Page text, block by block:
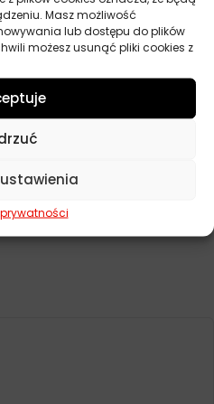
Masz możliwość
lub dostępu do plików
możesz usunąć pliki cookies z
metali